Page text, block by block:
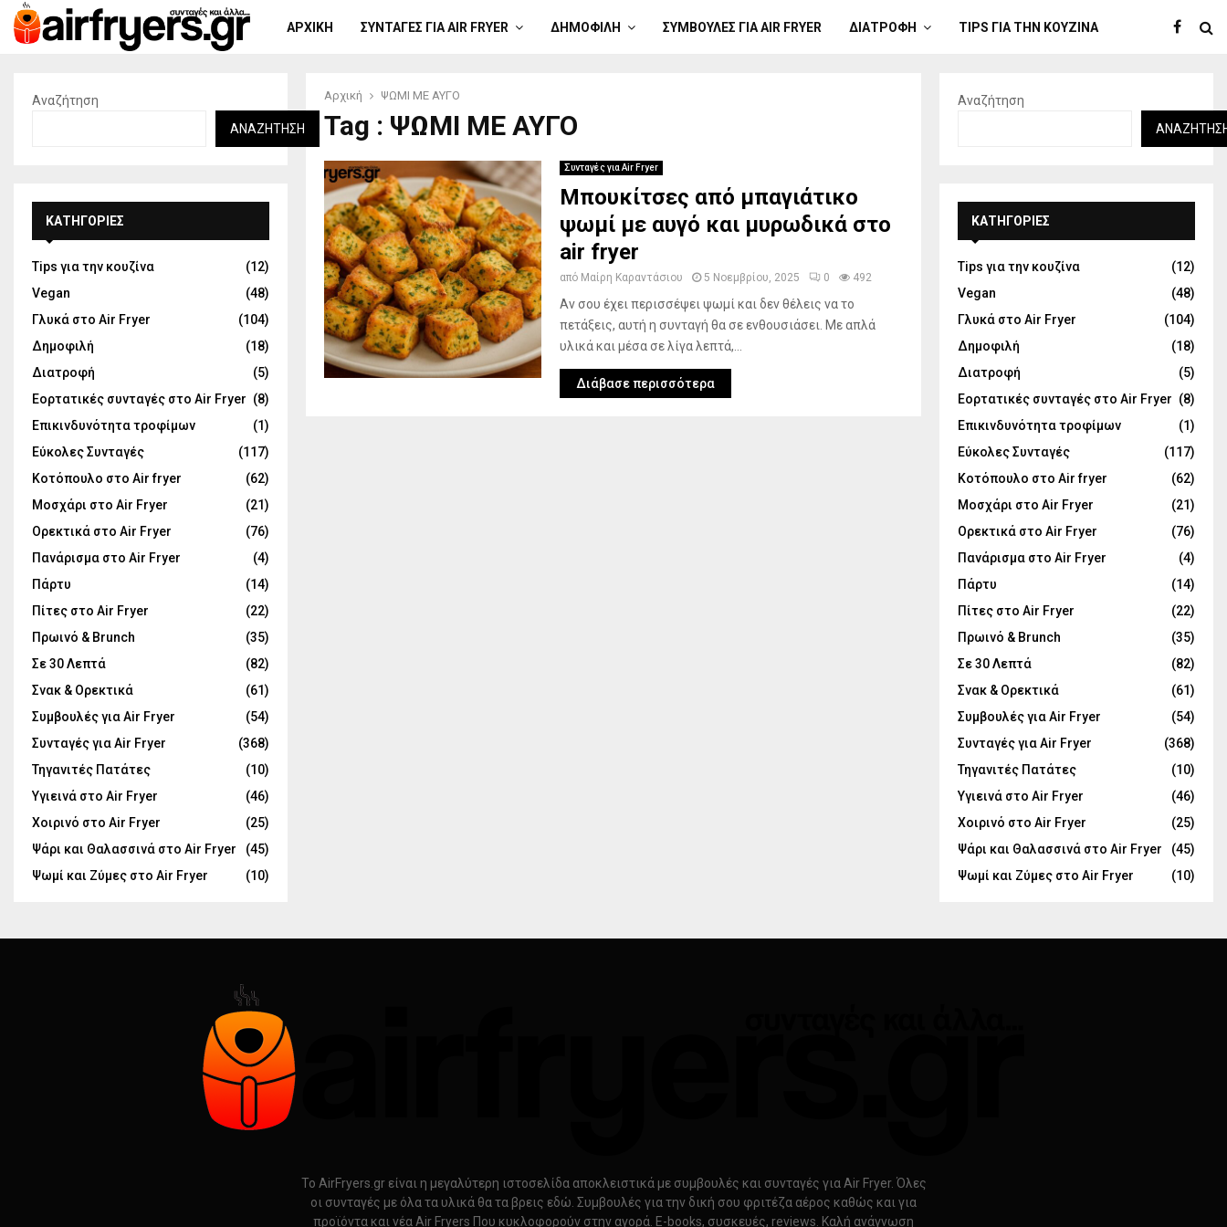
ΑΡΧΙΚΉ ΣΥΝΤΑΓΈΣ ΓΙΑ AIR FRYER ΔΗΜΟΦΙΛΉ ΣΥΜΒΟΥΛΈΣ ΓΙΑ AIR FRYER ΔΙΑΤΡΟΦΉ TIPS ΓΙΑ ΤΗΝ ΚΟΥΖΊΝΑ
Αρχική ΨΩΜΙ ΜΕ ΑΥΓΟ
Tag : ΨΩΜΙ ΜΕ ΑΥΓΟ
Συνταγές για Air Fryer
Μπουκίτσες από μπαγιάτικο
ψωμί με αυγό και μυρωδικά στο
air fryer
από Μαίρη Καραντάσιου 5 Νοεμβρίου, 2025 0 492
Αν σου έχει περισσέψει ψωμί και δεν θέλεις να το
πετάξεις, αυτή η συνταγή θα σε ενθουσιάσει. Με απλά
υλικά και μέσα σε λίγα λεπτά,...
Διάβασε περισσότερα
Αναζήτηση
ΑΝΑΖΉΤΗΣΗ
KΑΤΗΓΟΡΊΕΣ
Tips για την κουζίνα
(12)
Vegan
(48)
Γλυκά στο Air Fryer
(104)
Δημοφιλή
(18)
Διατροφή
(5)
Εορτατικές συνταγές στο Air Fryer (8)
Επικινδυνότητα τροφίμων
(1)
Εύκολες Συνταγές
(117)
Κοτόπουλο στο Air fryer
(62)
Μοσχάρι στο Air Fryer
(21)
Ορεκτικά στο Air Fryer
(76)
Πανάρισμα στο Air Fryer
(4)
Πάρτυ
(14)
Πίτες στο Air Fryer
(22)
Πρωινό & Brunch
(35)
Σε 30 Λεπτά
(82)
Σνακ & Ορεκτικά
(61)
Συμβουλές για Air Fryer
(54)
Συνταγές για Air Fryer
(368)
Τηγανιτές Πατάτες
(10)
Υγιεινά στο Air Fryer
(46)
Χοιρινό στο Air Fryer
(25)
Ψάρι και Θαλασσινά στο Air Fryer
(45)
Ψωμί και Ζύμες στο Air Fryer
(10)
Αναζήτηση
KΑΤΗΓΟΡΊΕΣ
Tips για την κουζίνα
(12)
Vegan
(48)
Γλυκά στο Air Fryer
(104)
Δημοφιλή
(18)
Διατροφή
(5)
Εορτατικές συνταγές στο Air Fryer (8)
Επικινδυνότητα τροφίμων
(1)
Εύκολες Συνταγές
(117)
Κοτόπουλο στο Air fryer
(62)
Μοσχάρι στο Air Fryer
(21)
Ορεκτικά στο Air Fryer
(76)
Πανάρισμα στο Air Fryer
(4)
Πάρτυ
(14)
Πίτες στο Air Fryer
(22)
Πρωινό & Brunch
(35)
Σε 30 Λεπτά
(82)
Σνακ & Ορεκτικά
(61)
Συμβουλές για Air Fryer
(54)
Συνταγές για Air Fryer
(368)
Τηγανιτές Πατάτες
(10)
Υγιεινά στο Air Fryer
(46)
Χοιρινό στο Air Fryer
(25)
Ψάρι και Θαλασσινά στο Air Fryer
(45)
Ψωμί και Ζύμες στο Air Fryer
(10)
Το AirFryers.gr είναι η μεγαλύτερη ιστοσελίδα αποκλειστικά με συμβουλές και συνταγές για Air Fryer. Όλες
οι συνταγές με όλα τα υλικά θα τα βρεις εδώ. Συμβουλές για την δική σου φριτέζα αέρος καθώς και για
προϊόντα και νέα Air Fryers Που κυκλοφορούν στην αγορά. E-books, συσκευές, reviews. Καλή ανάγνωση